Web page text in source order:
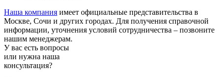
Наша компания имеет официальные представительства в
Москве, Сочи и других городах. Для получения справочной
информации, уточнения условий сотрудничества – позвоните
нашим менеджерам.
У вас есть вопросы
или нужна наша
консультация?